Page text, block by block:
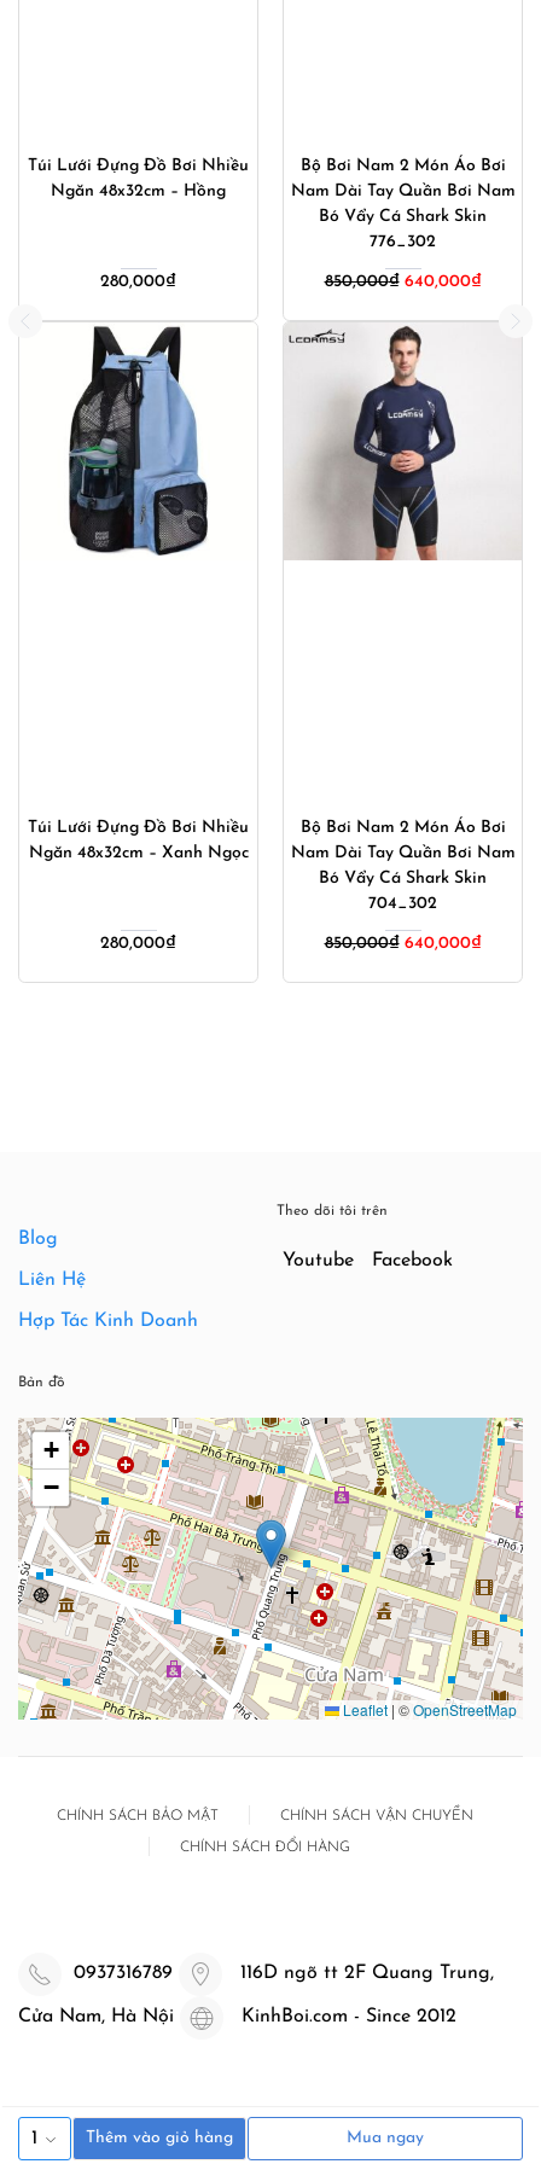
1 Thêm vào giỏ hàng Mua ngay
Túi Lưới Đựng Đồ Bơi Nhiều
Ngăn 48x32cm – Hồng
280,000₫
Túi Lưới Đựng Đồ Bơi Nhiều
Ngăn 48x32cm – Xanh Ngọc
280,000₫
Bộ Bơi Nam 2 Món Áo Bơi
Nam Dài Tay Quần Bơi Nam
Bó Vẩy Cá Shark Skin
776_302
850,000₫ 640,000₫
Bộ Bơi Nam 2 Món Áo Bơi
Nam Dài Tay Quần Bơi Nam
Bó Vẩy Cá Shark Skin
704_302
850,000₫ 640,000₫
Blog
Liên Hệ
Hợp Tác Kinh Doanh
Theo dõi tôi trên
Youtube Facebook
Bản đồ
+
−
Leaflet | ©OpenStreetMap
CHÍNH SÁCH BẢO MẬT CHÍNH SÁCH VẬN CHUYỂN
CHÍNH SÁCH ĐỔI HÀNG
0937316789 116D ngõ tt 2F Quang Trung,
Cửa Nam, Hà Nội KinhBoi.com - Since 2012